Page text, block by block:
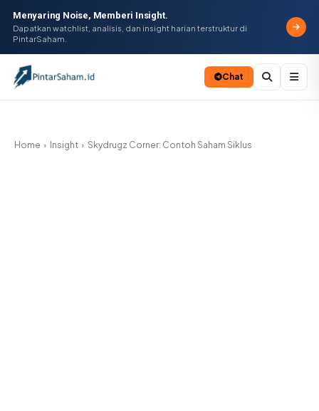
Menyaring Noise, Memberi Insight.
Dapatkan watchlist, analisis, dan insight harian terstruktur di
PintarSaham.
Chat
Home
Insight Skydrugz Corner: Contoh Saham Siklus